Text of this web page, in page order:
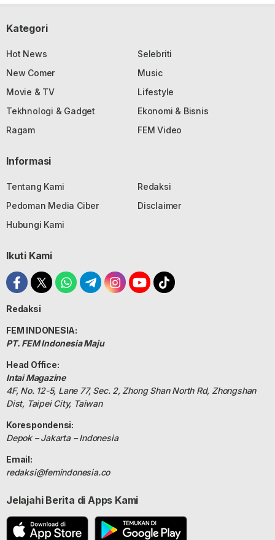
Kategori
Hot News
Selebriti
New Comer
Music
Movie & TV
Lifestyle
Tekhnologi & Gadget
Ekonomi & Bisnis
Ragam
FEM Video
Informasi
Tentang Kami
Redaksi
Pedoman Media Ciber
Disclaimer
Hubungi Kami
Ikuti Kami
Redaksi
FEM INDONESIA:
PT. FEM Indonesia Maju
Head Office:
Intai Magazine
4F, No. 12-5, Lane 77, Sec. 2, Zhong Shan North Rd, Zhongshan
Dist, Taipei City, Taiwan
Korespondensi:
Depok – Jakarta – Indonesia
Email:
redaksi@femindonesia.co
Jelajahi Berita di Apps Kami